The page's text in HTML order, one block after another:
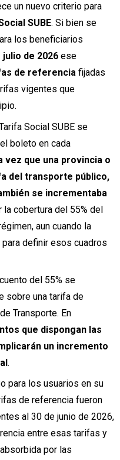
un nuevo criterio para
SUBE. Si bien se
los beneficiarios
julio de 2026 ese
de referencia fijadas
vigentes que
Social SUBE se
boleto en cada
vez que una provincia o
del transporte público,
se incrementaba
la cobertura del 55% del
aun cuando la
definir esos cuadros
del 55% se
sobre una tarifa de
Transporte. En
que dispongan las
un incremento
.
para los usuarios en su
de referencia fueron
al 30 de junio de 2026,
entre esas tarifas y
por las